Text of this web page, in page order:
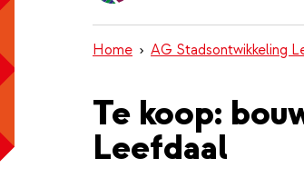
Home AG Stadsontwikkeling
Te koop:
Leefdaal